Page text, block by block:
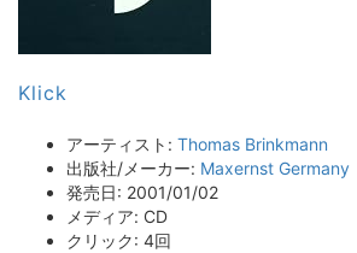
Klick
アーティスト: Thomas Brinkmann
出版社/メーカー: Maxernst Germany
発売日: 2001/01/02
メディア: CD
クリック: 4回